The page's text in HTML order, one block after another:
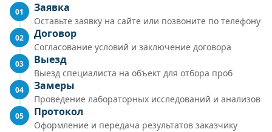
01 Заявка
Оставьте заявку на сайте или позвоните по телефону
02 Договор
Согласование условий и заключение договора
03 Выезд
Выезд специалиста на объект для отбора проб
04 Замеры
Проведение лабораторных исследований и анализов
05 Протокол
Оформление и передача результатов заказчику